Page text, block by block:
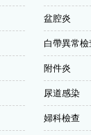
盆腔炎
白帶異常檢
附件炎
尿道感染
婦科檢查